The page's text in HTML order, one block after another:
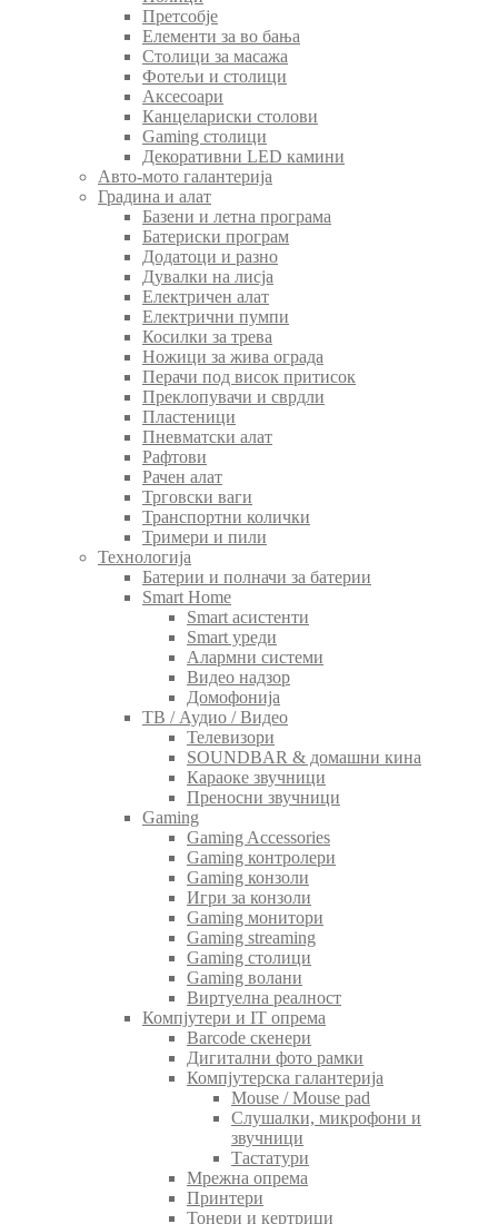
Претсобје
Елементи за во бања
Столици за масажа
Фотељи и столици
Аксесоари
Канцелариски столови
Gaming столици
Декоративни LED камини
Авто-мото галантерија
Градина и алат
Базени и летна програма
Батериски програм
Додатоци и разно
Дувалки на лисја
Електричен алат
Електрични пумпи
Косилки за трева
Ножици за жива ограда
Перачи под висок притисок
Преклопувачи и сврдли
Пластеници
Пневматски алат
Рафтови
Рачен алат
Трговски ваги
Транспортни колички
Тримери и пили
Технологија
Батерии и полначи за батерии
Smart Home
Smart асистенти
Smart уреди
Алармни системи
Видео надзор
Домофонија
ТВ / Аудио / Видео
Телевизори
SOUNDBAR & домашни кина
Караоке звучници
Преносни звучници
Gaming
Gaming Accessories
Gaming контролери
Gaming конзоли
Игри за конзоли
Gaming монитори
Gaming streaming
Gaming столици
Gaming волани
Виртуелна реалност
Компјутери и IT опрема
Barcode скенери
Дигитални фото рамки
Компјутерска галантерија
Mouse / Mouse pad
Слушалки, микрофони и
звучници
Тастатури
Мрежна опрема
Принтери
Тонери и кертриџи